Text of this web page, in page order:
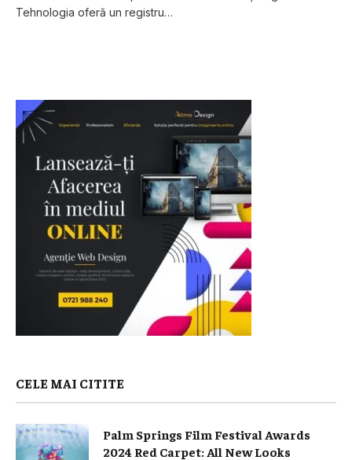
Tehnologia oferă un registru…
CELE MAI CITITE
Palm Springs Film Festival Awards
2024 Red Carpet: All New Looks